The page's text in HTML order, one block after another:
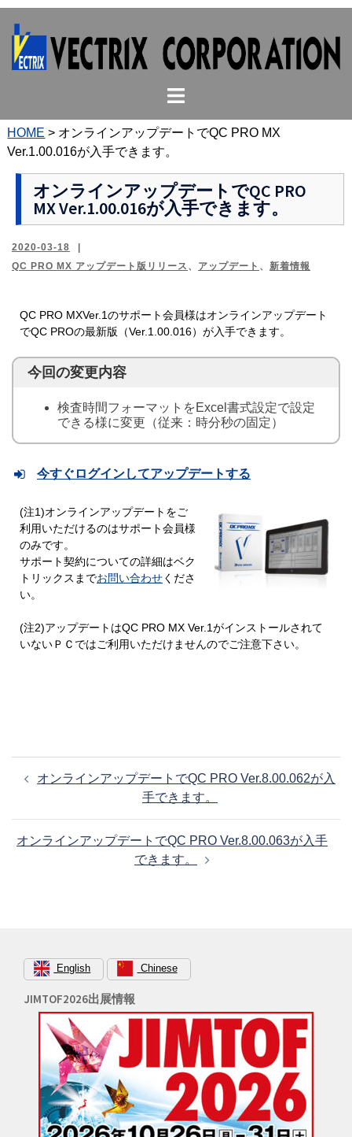
ス
キ
ト
ル
ュ
ー
HOME > オンラインアップデートでQC PRO MX
Ver.1.00.016が入手できます。
オンラインアップデートでQC PRO
MX Ver.1.00.016が入手できます。
2020-03-18
QC PRO MX アップデート版リリース 、 アップデート 、 新着情報
QC PRO MXVer.1のサポート会員様はオンラインアップデート
でQC PROの最新版（Ver.1.00.016）が入手できます。
今回の変更内容
検査時間フォーマットをExcel書式設定で設定
できる様に変更（従来：時分秒の固定）
今すぐログインしてアップデートする
(注1)オンラインアップデートをご
利用いただけるのはサポート会員様
のみです。
サポート契約についての詳細はベク
トリックスまでお問い合わせくださ
い。
(注2)アップデートはQC PRO MX Ver.1がインストールされて
いないＰＣではご利用いただけませんのでご注意下さい。
稿
ビ
ゲ
オンラインアップデートでQC PRO Ver.8.00.062が入
手できます。
オンラインアップデートでQC PRO Ver.8.00.063が入手
できます。
English Chinese
JIMTOF2026出展情報